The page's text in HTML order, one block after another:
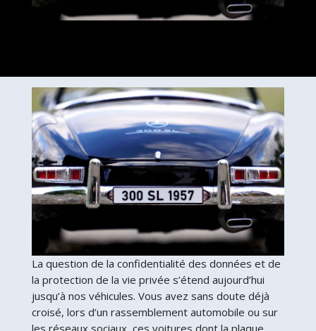
La question de la confidentialité des données et de
la protection de la vie privée s’étend aujourd’hui
jusqu’à nos véhicules. Vous avez sans doute déjà
croisé, lors d’un rassemblement automobile ou sur